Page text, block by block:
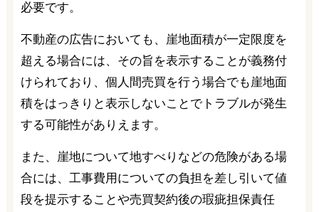
必要です。
不動産の広告においても、崖地面積が一定限度を
超える場合には、その旨を表示することが義務付
けられており、個人間売買を行う場合でも崖地面
積をはっきりと表示しないことでトラブルが発生
する可能性がありえます。
また、崖地について地すべりなどの危険がある場
合には、工事費用についての負担を差し引いて値
段を提示することや売買契約後の瑕疵担保責任